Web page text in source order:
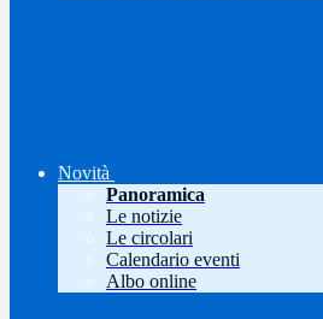
Novità
Panoramica
Le notizie
Le circolari
Calendario eventi
Albo online